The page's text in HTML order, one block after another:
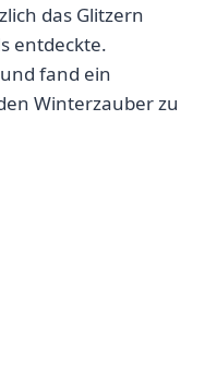
das Glitzern
entdeckte.
fand ein
Winterzauber zu